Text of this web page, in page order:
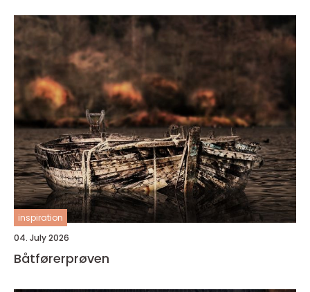
inspiration
04. July 2026
Båtførerprøven